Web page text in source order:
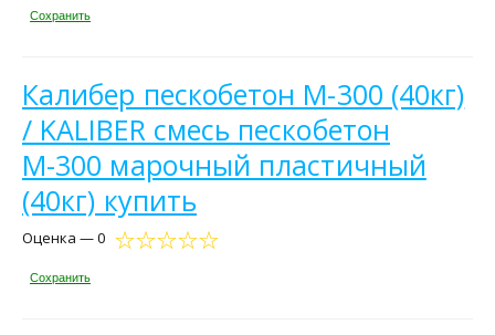
Сохранить
Калибер пескобетон М-300 (40кг)
/ KALIBER смесь пескобетон
М-300 марочный пластичный
(40кг) купить
Оценка — 0
Сохранить